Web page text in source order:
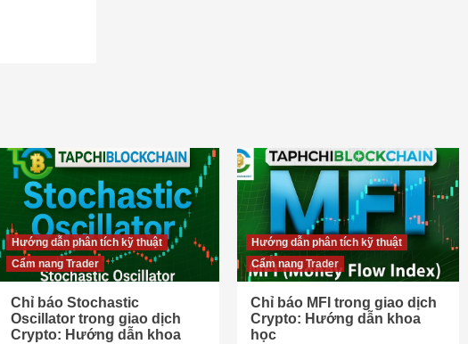
Hướng dẫn phân tích kỹ thuật
Cẩm nang Trader
Chỉ báo Stochastic
Oscillator trong giao dịch
Crypto: Hướng dẫn khoa
Hướng dẫn phân tích kỹ thuật
Cẩm nang Trader
Chỉ báo MFI trong giao dịch
Crypto: Hướng dẫn khoa
học